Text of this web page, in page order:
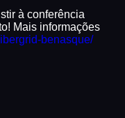
à conferência
Mais informações
benasque/